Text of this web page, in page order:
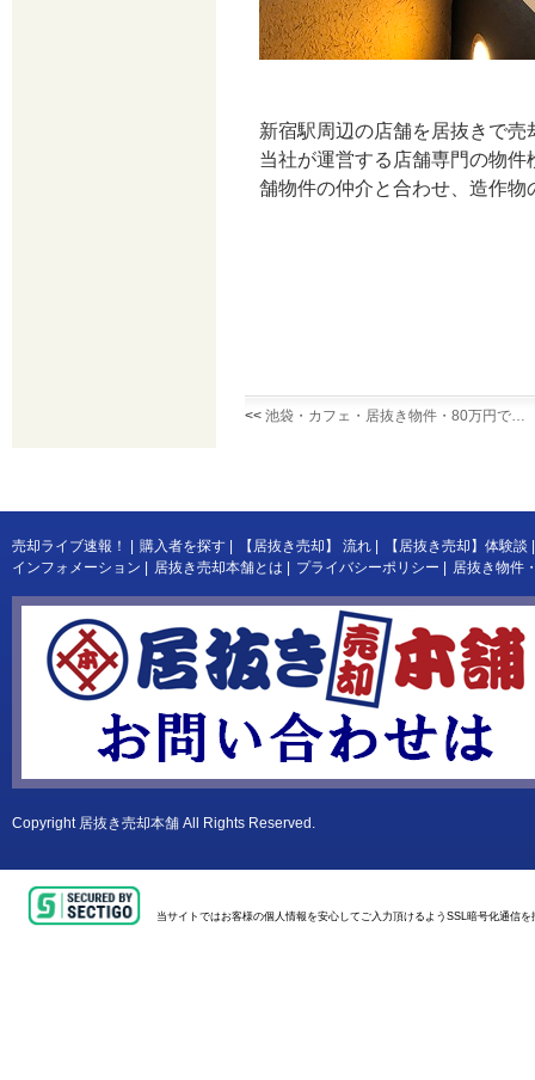
新宿駅周辺の店舗を居抜きで
当社が運営する店舗専門の物
舗物件の仲介と合わせ、造作
<< 池袋・カフェ・居抜き物件・80万円で…
売却ライブ速報！ 購入者を探す 【居抜き売却】 流れ 【居抜き売却】体験談
インフォメーション
居抜き売却本舗とは プライバシーポリシー 居抜き物件
Copyright 居抜き売却本舗 All Rights Reserved.
当サイトではお客様の個人情報を安心してご入力頂けるようSSL暗号化通信